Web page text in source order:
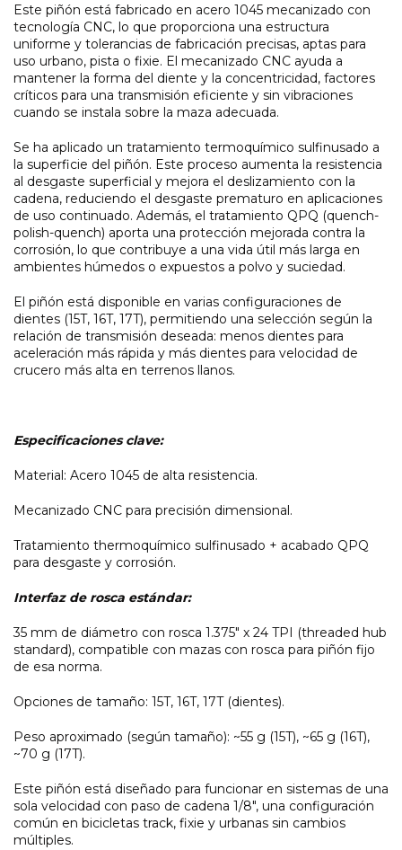
Este piñón está fabricado en acero 1045 mecanizado con
tecnología CNC, lo que proporciona una estructura
uniforme y tolerancias de fabricación precisas, aptas para
uso urbano, pista o fixie. El mecanizado CNC ayuda a
mantener la forma del diente y la concentricidad, factores
críticos para una transmisión eficiente y sin vibraciones
cuando se instala sobre la maza adecuada.
Se ha aplicado un tratamiento termoquímico sulfinusado a
la superficie del piñón. Este proceso aumenta la resistencia
al desgaste superficial y mejora el deslizamiento con la
cadena, reduciendo el desgaste prematuro en aplicaciones
de uso continuado. Además, el tratamiento QPQ (quench-
polish-quench) aporta una protección mejorada contra la
corrosión, lo que contribuye a una vida útil más larga en
ambientes húmedos o expuestos a polvo y suciedad.
El piñón está disponible en varias configuraciones de
dientes (15T, 16T, 17T), permitiendo una selección según la
relación de transmisión deseada: menos dientes para
aceleración más rápida y más dientes para velocidad de
crucero más alta en terrenos llanos.
Especificaciones clave:
Material: Acero 1045 de alta resistencia.
Mecanizado CNC para precisión dimensional.
Tratamiento thermoquímico sulfinusado + acabado QPQ
para desgaste y corrosión.
Interfaz de rosca estándar:
35 mm de diámetro con rosca 1.375" x 24 TPI (threaded hub
standard), compatible con mazas con rosca para piñón fijo
de esa norma.
Opciones de tamaño: 15T, 16T, 17T (dientes).
Peso aproximado (según tamaño): ~55 g (15T), ~65 g (16T),
~70 g (17T).
Este piñón está diseñado para funcionar en sistemas de una
sola velocidad con paso de cadena 1/8", una configuración
común en bicicletas track, fixie y urbanas sin cambios
múltiples.